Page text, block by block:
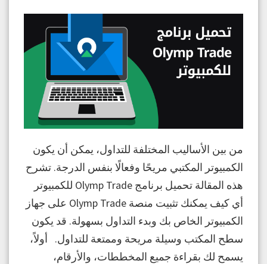
من بين الأساليب المختلفة للتداول، يمكن أن يكون
الكمبيوتر المكتبي مريحًا وفعالًا بنفس الدرجة. تشرح
هذه المقالة تحميل برنامج Olymp Trade للكمبيوتر
أي كيف يمكنك تثبيت منصة Olymp Trade على جهاز
الكمبيوتر الخاص بك وبدء التداول بسهولة. قد يكون
سطح المكتب وسيلة مريحة وممتعة للتداول. أولاً،
يسمح لك بقراءة جميع المخططات، والأرقام،